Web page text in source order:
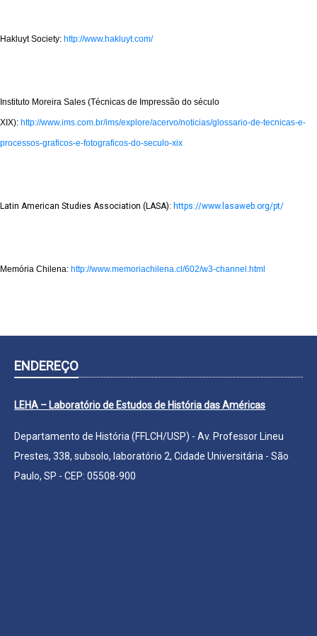
Hakluyt Society: http://www.hakluyt.com/
Instituto Moreira Sales (Técnicas de Impressão do século
XIX): http://www.ims.com.br/ims/explore/acervo/noticias/glossario-de-tecnicas-e-
processos-graficos-e-fotograficos-do-seculo-xix
Latin American Studies Association (LASA): https://www.lasaweb.org/pt/
Memória Chilena: http://www.memoriachilena.cl/602/w3-channel.html
ENDEREÇO
LEHA – Laboratório de Estudos de História das Américas
Departamento de História (FFLCH/USP) - Av. Professor Lineu
Prestes, 338, subsolo, laboratório 2, Cidade Universitária - São
Paulo, SP - CEP: 05508-900